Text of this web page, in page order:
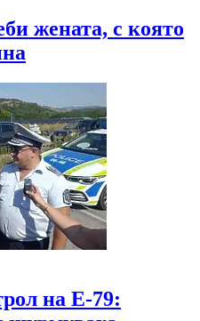
жената, с която
на Е-79: